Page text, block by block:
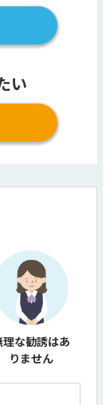
い
理な勧誘はあ
りません